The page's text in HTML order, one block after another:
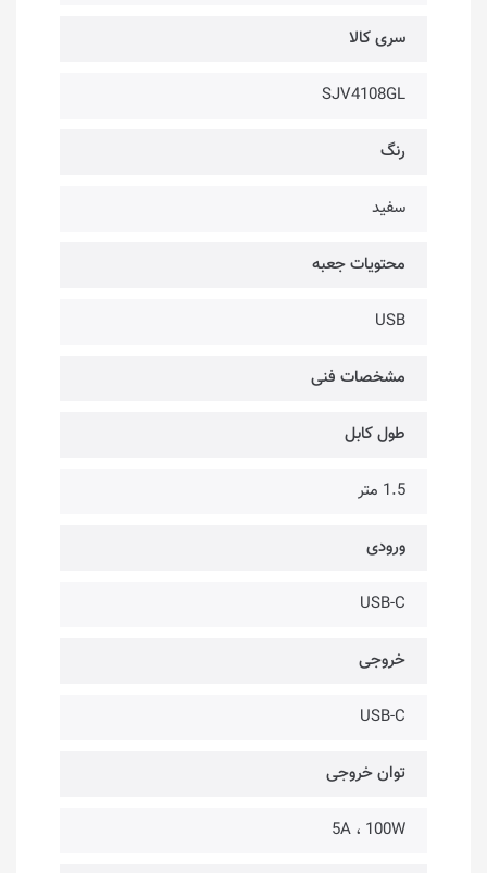
سری کالا
SJV4108GL
رنگ
سفید
محتویات جعبه
USB
مشخصات فنی
طول کابل
1.5 متر
ورودی
USB-C
خروجی
USB-C
توان خروجی
5A ، 100W